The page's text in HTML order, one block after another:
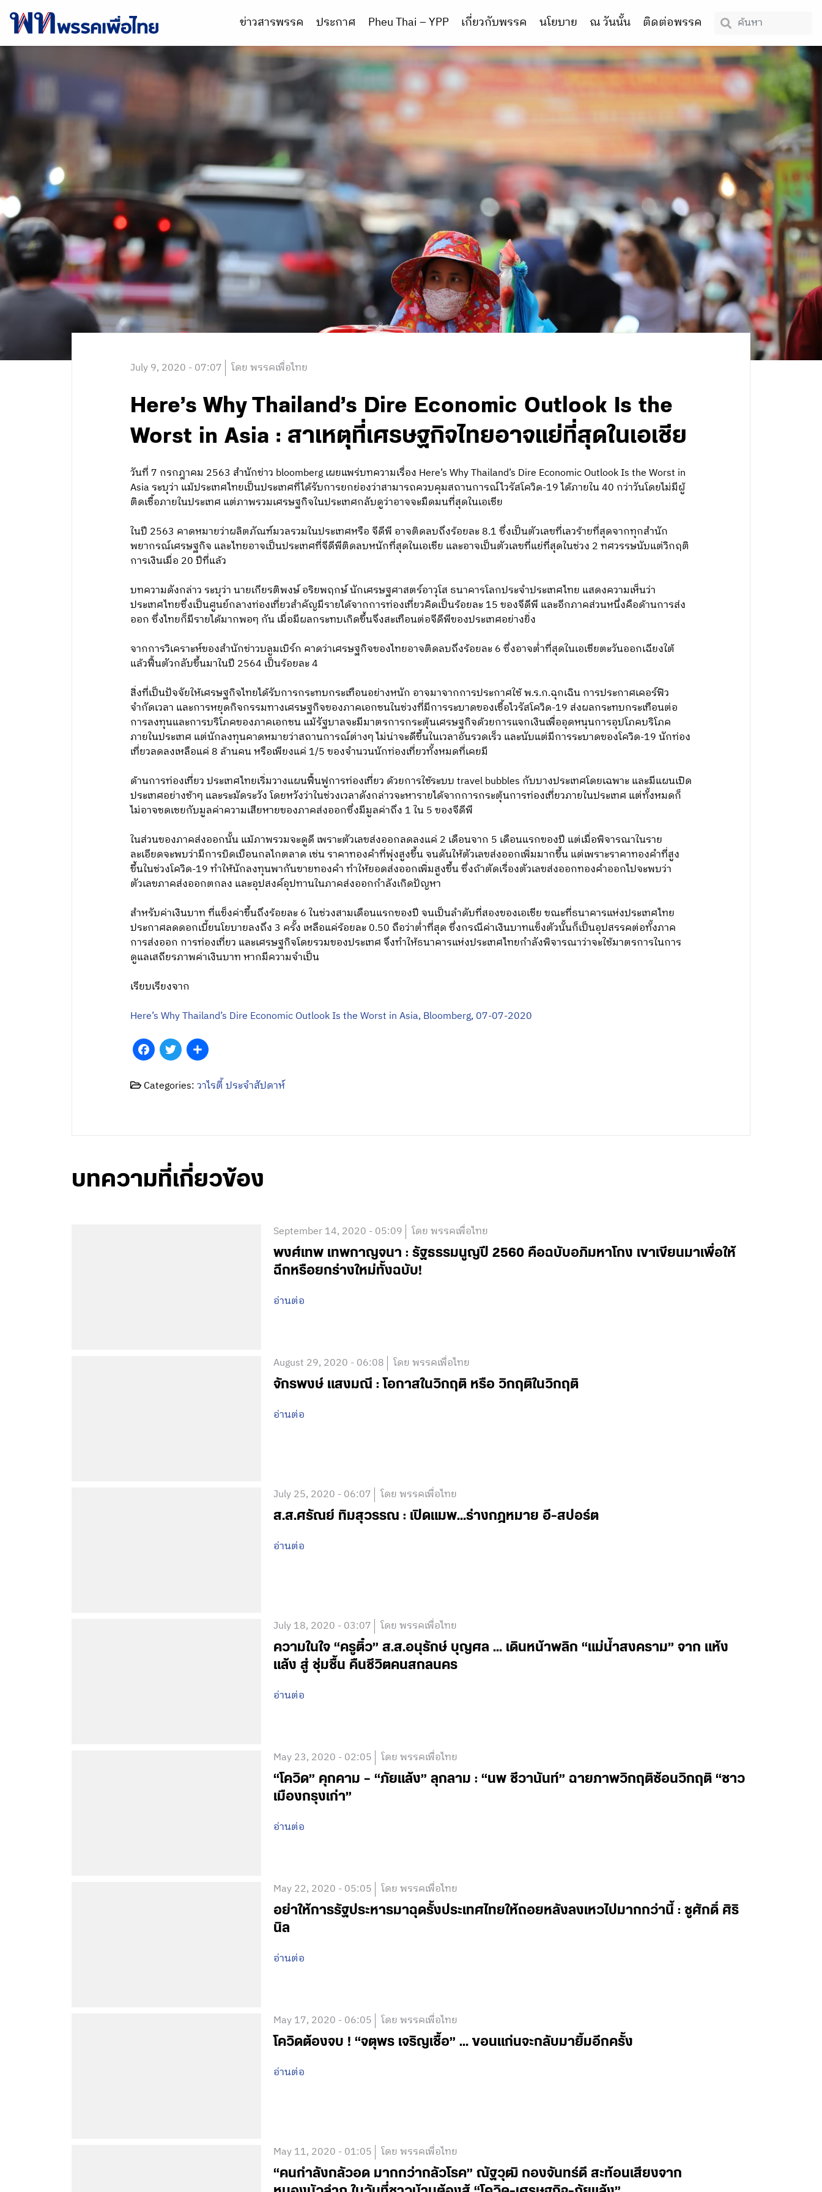
ข่าวสารพรรค ประกาศ Pheu Thai – YPP เกี่ยวกับพรรค นโยบาย ณ วันนั้น ติดต่อพรรค
July 9, 2020 - 07:07 โดย พรรคเพื่อไทย
Here’s Why Thailand’s Dire Economic Outlook Is the
Worst in Asia : สาเหตุที่เศรษฐกิจไทยอาจแย่ที่สุดในเอเชีย
วันที่ 7 กรกฎาคม 2563 สำนักข่าว bloomberg เผยแพร่บทความเรื่อง Here’s Why Thailand’s Dire Economic Outlook Is the Worst in
Asia ระบุว่า แม้ประเทศไทยเป็นประเทศที่ได้รับการยกย่องว่าสามารถควบคุมสถานการณ์ไวรัสโควิด-19 ได้ภายใน 40 กว่าวันโดยไม่มีผู้
ติดเชื้อภายในประเทศ แต่ภาพรวมเศรษฐกิจในประเทศกลับดูว่าอาจจะมืดมนที่สุดในเอเชีย
ในปี 2563 คาดหมายว่าผลิตภัณฑ์มวลรวมในประเทศหรือ จีดีพี อาจติดลบถึงร้อยละ 8.1 ซึ่งเป็นตัวเลขที่เลวร้ายที่สุดจากทุกสำนัก
พยากรณ์เศรษฐกิจ และไทยอาจเป็นประเทศที่จีดีพีติดลบหนักที่สุดในเอเชีย และอาจเป็นตัวเลขที่แย่ที่สุดในช่วง 2 ทศวรรษนับแต่วิกฤติ
การเงินเมื่อ 20 ปีที่แล้ว
บทความดังกล่าว ระบุว่า นายเกียรติพงษ์ อริยพฤกษ์ นักเศรษฐศาสตร์อาวุโส ธนาคารโลกประจำประเทศไทย แสดงความเห็นว่า
ประเทศไทยซึ่งเป็นศูนย์กลางท่องเที่ยวสำคัญมีรายได้จากการท่องเที่ยวคิดเป็นร้อยละ 15 ของจีดีพี และอีกภาคส่วนหนึ่งคือด้านการส่ง
ออก ซึ่งไทยก็มีรายได้มากพอๆ กัน เมื่อมีผลกระทบเกิดขึ้นจึงสะเทือนต่อจีดีพีของประเทศอย่างยิ่ง
จากการวิเคราะห์ของสำนักข่าวบลูมเบิร์ก คาดว่าเศรษฐกิจของไทยอาจติดลบถึงร้อยละ 6 ซึ่งอาจต่ำที่สุดในเอเชียตะวันออกเฉียงใต้
แล้วฟื้นตัวกลับขึ้นมาในปี 2564 เป็นร้อยละ 4
สิ่งที่เป็นปัจจัยให้เศรษฐกิจไทยได้รับการกระทบกระเทือนอย่างหนัก อาจมาจากการประกาศใช้ พ.ร.ก.ฉุกเฉิน การประกาศเคอร์ฟิว
จำกัดเวลา และการหยุดกิจกรรมทางเศรษฐกิจของภาคเอกชนในช่วงที่มีการระบาดของเชื้อไวรัสโควิด-19 ส่งผลกระทบกระเทือนต่อ
การลงทุนและการบริโภคของภาคเอกชน แม้รัฐบาลจะมีมาตรการกระตุ้นเศรษฐกิจด้วยการแจกเงินเพื่ออุดหนุนการอุปโภคบริโภค
ภายในประเทศ แต่นักลงทุนคาดหมายว่าสถานการณ์ต่างๆ ไม่น่าจะดีขึ้นในเวลาอันรวดเร็ว และนับแต่มีการระบาดของโควิด-19 นักท่อง
เที่ยวลดลงเหลือแค่ 8 ล้านคน หรือเพียงแค่ 1/5 ของจำนวนนักท่องเที่ยวทั้งหมดที่เคยมี
ด้านการท่องเที่ยว ประเทศไทยเริ่มวางแผนฟื้นฟูการท่องเที่ยว ด้วยการใช้ระบบ travel bubbles กับบางประเทศโดยเฉพาะ และมีแผนเปิด
ประเทศอย่างช้าๆ และระมัดระวัง โดยหวังว่าในช่วงเวลาดังกล่าวจะหารายได้จากการกระตุ้นการท่องเที่ยวภายในประเทศ แต่ทั้งหมดก็
ไม่อาจชดเชยกับมูลค่าความเสียหายของภาคส่งออกซึ่งมีมูลค่าถึง 1 ใน 5 ของจีดีพี
ในส่วนของภาคส่งออกนั้น แม้ภาพรวมจะดูดี เพราะตัวเลขส่งออกลดลงแค่ 2 เดือนจาก 5 เดือนแรกของปี แต่เมื่อพิจารณาในราย
ละเอียดจะพบว่ามีการบิดเบือนกลไกตลาด เช่น ราคาทองคำที่พุ่งสูงขึ้น จนดันให้ตัวเลขส่งออกเพิ่มมากขึ้น แต่เพราะราคาทองคำที่สูง
ขึ้นในช่วงโควิด-19 ทำให้นักลงทุนพากันขายทองคำ ทำให้ยอดส่งออกเพิ่มสูงขึ้น ซึ่งถ้าตัดเรื่องตัวเลขส่งออกทองคำออกไปจะพบว่า
ตัวเลขภาคส่งออกตกลง และอุปสงค์อุปทานในภาคส่งออกกำลังเกิดปัญหา
สำหรับค่าเงินบาท ที่แข็งค่าขึ้นถึงร้อยละ 6 ในช่วงสามเดือนแรกของปี จนเป็นลำดับที่สองของเอเชีย ขณะที่ธนาคารแห่งประเทศไทย
ประกาศลดดอกเบี้ยนโยบายลงถึง 3 ครั้ง เหลือแค่ร้อยละ 0.50 ถือว่าต่ำที่สุด ซึ่งกรณีค่าเงินบาทแข็งตัวนั้นก็เป็นอุปสรรคต่อทั้งภาค
การส่งออก การท่องเที่ยว และเศรษฐกิจโดยรวมของประเทศ จึงทำให้ธนาคารแห่งประเทศไทยกำลังพิจารณาว่าจะใช้มาตรการในการ
ดูแลเสถียรภาพค่าเงินบาท หากมีความจำเป็น
เรียบเรียงจาก
Here’s Why Thailand’s Dire Economic Outlook Is the Worst in Asia, Bloomberg, 07-07-2020
Facebook
TwitterShare
Categories:วาไรตี้ ประจำสัปดาห์
บทความที่เกี่ยวข้อง
September 14, 2020 - 05:09 โดย พรรคเพื่อไทย
พงศ์เทพ เทพกาญจนา : รัฐธรรมนูญปี 2560 คือฉบับอภิมหาโกง เขาเขียนมาเพื่อให้
ฉีกหรือยกร่างใหม่ทั้งฉบับ!
อ่านต่อ
August 29, 2020 - 06:08 โดย พรรคเพื่อไทย
จักรพงษ์ แสงมณี : โอกาสในวิกฤติ หรือ วิกฤติในวิกฤติ
อ่านต่อ
July 25, 2020 - 06:07 โดย พรรคเพื่อไทย
ส.ส.ศรัณย์ ทิมสุวรรณ : เปิดแมพ…ร่างกฎหมาย อี-สปอร์ต
อ่านต่อ
July 18, 2020 - 03:07 โดย พรรคเพื่อไทย
ความในใจ “ครูติ๋ว” ส.ส.อนุรักษ์ บุญศล … เดินหน้าพลิก “แม่น้ำสงคราม” จาก แห้ง
แล้ง สู่ ชุ่มชื้น คืนชีวิตคนสกลนคร
อ่านต่อ
May 23, 2020 - 02:05 โดย พรรคเพื่อไทย
“โควิด” คุกคาม – “ภัยแล้ง” ลุกลาม : “นพ ชีวานันท์” ฉายภาพวิกฤติซ้อนวิกฤติ “ชาว
เมืองกรุงเก่า”
อ่านต่อ
May 22, 2020 - 05:05 โดย พรรคเพื่อไทย
อย่าให้การรัฐประหารมาฉุดรั้งประเทศไทยให้ถอยหลังลงเหวไปมากกว่านี้ : ชูศักดิ์ ศิริ
นิล
อ่านต่อ
May 17, 2020 - 06:05 โดย พรรคเพื่อไทย
โควิดต้องจบ ! “จตุพร เจริญเชื้อ” … ขอนแก่นจะกลับมายิ้มอีกครั้ง
อ่านต่อ
May 11, 2020 - 01:05 โดย พรรคเพื่อไทย
“คนกำลังกลัวอด มากกว่ากลัวโรค” ณัฐวุฒิ กองจันทร์ดี สะท้อนเสียงจาก